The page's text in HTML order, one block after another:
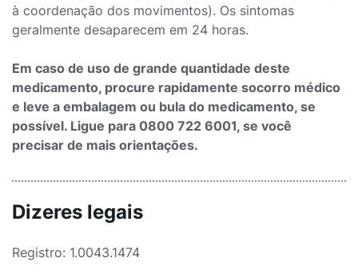
à coordenação dos movimentos). Os sintomas
geralmente desaparecem em 24 horas.
Em caso de uso de grande quantidade deste
medicamento, procure rapidamente socorro médico
e leve a embalagem ou bula do medicamento, se
possível. Ligue para 0800 722 6001, se você
precisar de mais orientações.
Dizeres legais
Registro: 1.0043.1474